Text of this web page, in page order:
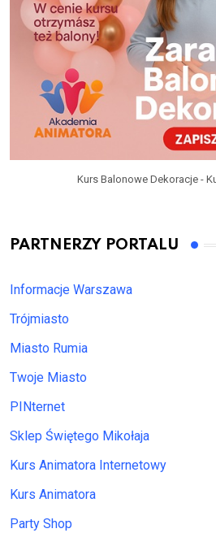
Kurs Balonowe Dekoracje -
PARTNERZY PORTALU
Informacje Warszawa
Trójmiasto
Miasto Rumia
Twoje Miasto
PINternet
Sklep Świętego Mikołaja
Kurs Animatora Internetowy
Kurs Animatora
Party Shop